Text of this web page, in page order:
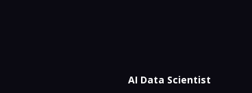
AI Data Scientist